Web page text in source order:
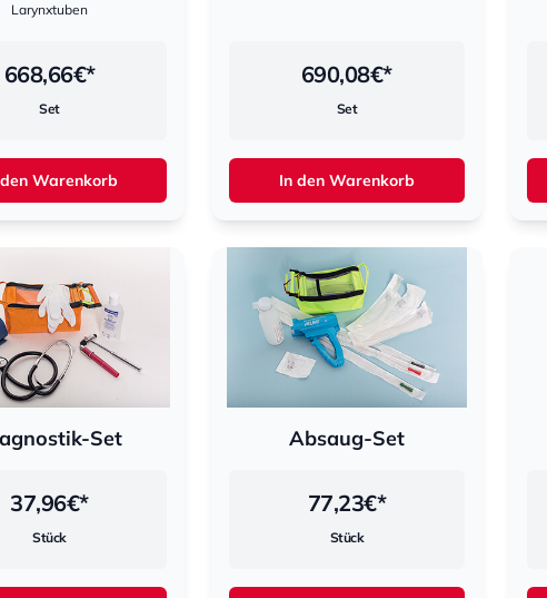
Larynxtuben
668,66€*
Set
Warenkorb
690,08€*
Set
In den Warenkorb
Set
37,96€*
Stück
Absaug-Set
77,23€*
Stück